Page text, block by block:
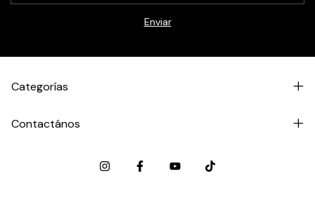
Categorías
Contactános